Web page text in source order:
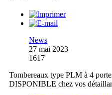
News
27 mai 2023
1617
Tombereaux type PLM à 4
DISPONIBLE chez vos